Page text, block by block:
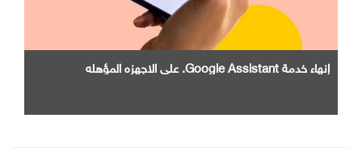
إنهاء خدمة Google Assistant. علي الاجهزه المؤهله